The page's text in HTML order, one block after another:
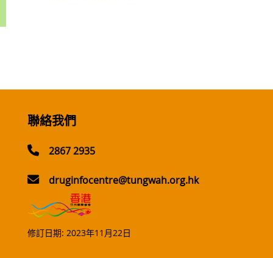
聯絡我們
2867 2935
druginfocentre@tungwah.org.hk
修訂日期: 2023年11月22日